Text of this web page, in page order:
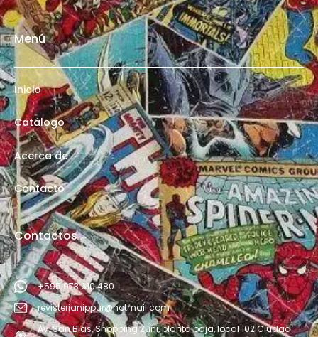
Menú
Inicio
Catálogo
Acerca de
Contacto
Contactos
+595 973 610 480
revisterianippur@hotmail.com
Av. San Blás, Shopping Zuni, planta baja, local 102 Ciudad